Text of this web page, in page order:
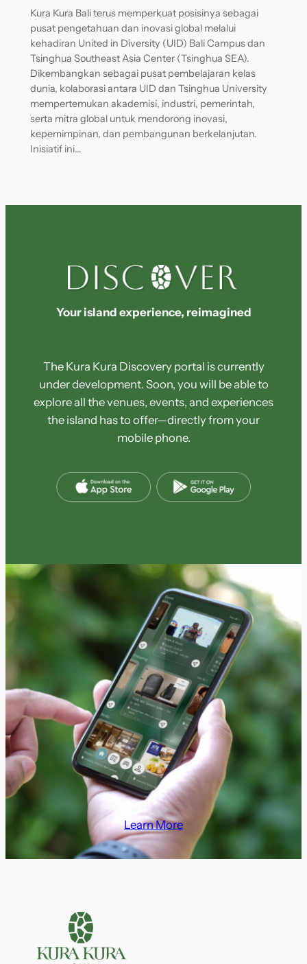
Kura Kura Bali terus memperkuat posisinya sebagai
pusat pengetahuan dan inovasi global melalui
kehadiran United in Diversity (UID) Bali Campus dan
Tsinghua Southeast Asia Center (Tsinghua SEA).
Dikembangkan sebagai pusat pembelajaran kelas
dunia, kolaborasi antara UID dan Tsinghua University
mempertemukan akademisi, industri, pemerintah,
serta mitra global untuk mendorong inovasi,
kepemimpinan, dan pembangunan berkelanjutan.
Inisiatif ini…
Your island experience, reimagined
The Kura Kura Discovery portal is currently
under development. Soon, you will be able to
explore all the venues, events, and experiences
the island has to offer—directly from your
mobile phone.
Learn More